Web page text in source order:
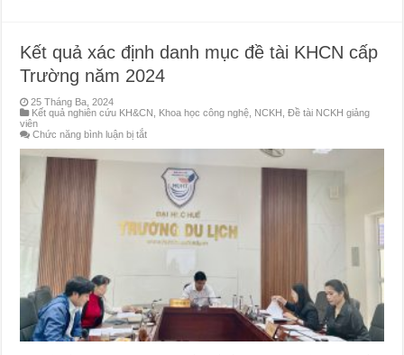
Kết quả xác định danh mục đề tài KHCN cấp
Trường năm 2024
25 Tháng Ba, 2024
Kết quả nghiên cứu KH&CN
Khoa học công nghệ NCKH ,Đề tài NCKH giảng
viên
Chức năng bình luận bị tắtở
định
danh
tài
KHCN
cấp